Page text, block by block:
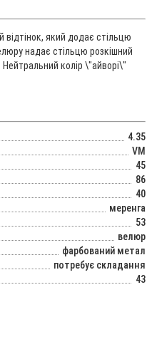
відтінок, який додає стільцю
надає стільцю розкішний
колір \"айворі\"
4.35
VM
45
86
40
меренга
53
велюр
фарбований метал
потребує складання
43